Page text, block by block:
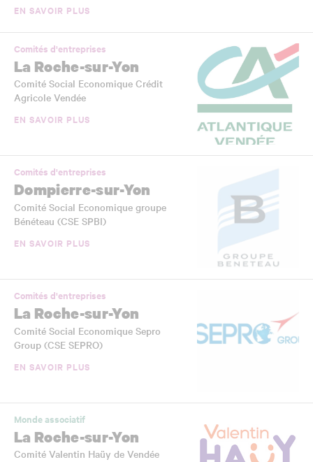
EN SAVOIR PLUS
Comités d'entreprises
La Roche-sur-Yon
Comité Social Economique Crédit
Agricole Vendée
EN SAVOIR PLUS
Comités d'entreprises
Dompierre-sur-Yon
Comité Social Economique groupe
Bénéteau (CSE SPBI)
EN SAVOIR PLUS
Comités d'entreprises
La Roche-sur-Yon
Comité Social Economique Sepro
Group (CSE SEPRO)
EN SAVOIR PLUS
Monde associatif
La Roche-sur-Yon
Comité Valentin Haüy de Vendée